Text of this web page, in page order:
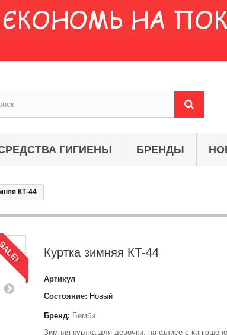
ГИГИЕНЫ БРЕНДЫ
КТ-44
Куртка зимняя КТ-44
Артикул
Состояние: Новый
Бренд: Бемби
Зимняя куртка для девочки, на флисе с